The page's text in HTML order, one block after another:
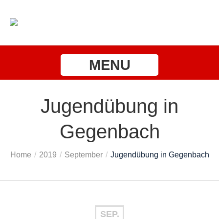
MENU
Jugendübung in
Gegenbach
Home / 2019 / September / Jugendübung in Gegenbach
SEP.